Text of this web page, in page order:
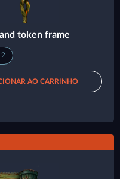
token frame
2
AO CARRINHO